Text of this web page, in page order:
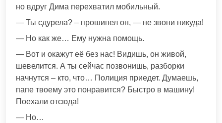
но вдруг Дима перехватил мобильный.
— Ты сдурела? – прошипел он, — не звони никуда!
— Но как же… Ему нужна помощь.
— Вот и окажут её без нас! Видишь, он живой,
шевелится. А ты сейчас позвонишь, разборки
начнутся – кто, что… Полиция приедет. Думаешь,
папе твоему это понравится? Быстро в машину!
Поехали отсюда!
— Но…